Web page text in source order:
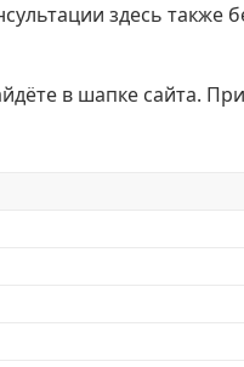
здесь также
в шапке сайта.